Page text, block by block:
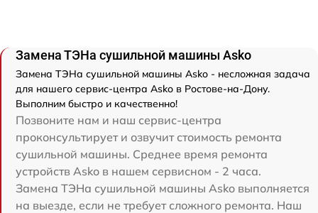
Замена ТЭНа сушильной машины Asko
Замена ТЭНа сушильной машины Asko - несложная задача
для нашего сервис-центра Asko в Ростове-на-Дону.
Выполним быстро и качественно!
Позвоните нам и наш сервис-центра
проконсультирует и озвучит стоимость ремонта
сушильной машины. Среднее время ремонта
устройств Asko в нашем сервисном - 2 часа.
Замена ТЭНа сушильной машины Asko выполняется
на выезде, если не требует сложного ремонта. Наш